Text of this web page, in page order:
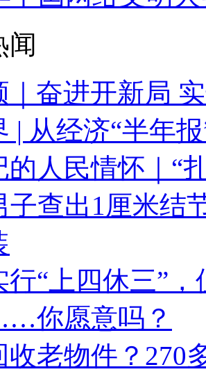
闻
｜奋进开新局
| 从经济“半年
的人民情怀｜“
子查出1厘米结
行“上四休三”
你愿意吗？
收老物件？270